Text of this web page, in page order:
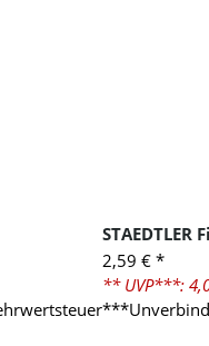
2,59 € *
** UVP***: